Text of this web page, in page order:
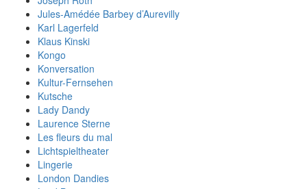
Jules-Amédée Barbey d’Aurevilly
Karl Lagerfeld
Klaus Kinski
Kongo
Konversation
Kultur-Fernsehen
Kutsche
Lady Dandy
Laurence Sterne
Les fleurs du mal
Lichtspieltheater
Lingerie
London Dandies